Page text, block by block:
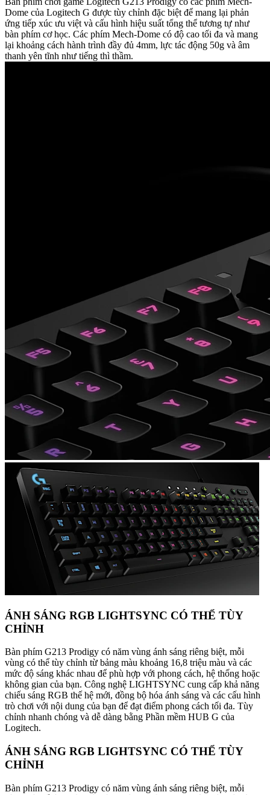
Dome của Logitech G được tùy chỉnh đặc biệt để mang lại phản
ứng tiếp xúc ưu việt và cấu hình hiệu suất tổng thể tương tự như
bàn phím cơ học. Các phím Mech-Dome có độ cao tối đa và mang
lại khoảng cách hành trình đầy đủ 4mm, lực tác động 50g và âm
thanh yên tĩnh như tiếng thì thầm.
ÁNH SÁNG RGB LIGHTSYNC CÓ THỂ TÙY
CHỈNH
Bàn phím G213 Prodigy có năm vùng ánh sáng riêng biệt, mỗi
vùng có thể tùy chỉnh từ bảng màu khoảng 16,8 triệu màu và các
mức độ sáng khác nhau để phù hợp với phong cách, hệ thống hoặc
không gian của bạn. Công nghệ LIGHTSYNC cung cấp khả năng
chiếu sáng RGB thế hệ mới, đồng bộ hóa ánh sáng và các cấu hình
trò chơi với nội dung của bạn để đạt điểm phong cách tối đa. Tùy
chỉnh nhanh chóng và dễ dàng bằng Phần mềm HUB G của
Logitech.
ÁNH SÁNG RGB LIGHTSYNC CÓ THỂ TÙY
CHỈNH
Bàn phím G213 Prodigy có năm vùng ánh sáng riêng biệt, mỗi